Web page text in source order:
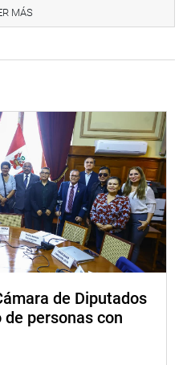
una superposición normativa
previamente sobre la
afectar la claridad regulatoria
propuesta vulneraría los
normativa
Política del Perú, debido a
jurídicas ni se
vigente.
12 votos a favor, ninguno
E IMAGEN
MÁS
de Diputados
personas con